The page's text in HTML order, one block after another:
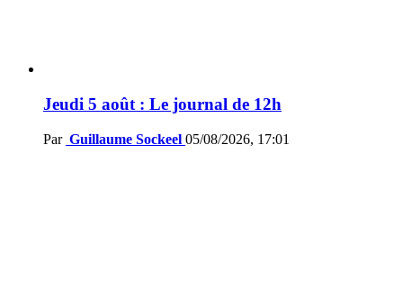
Jeudi 5 août : Le journal de 12h
Par Guillaume Sockeel 05/08/2026, 17:01